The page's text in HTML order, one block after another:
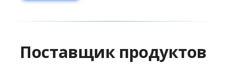
Поставщик продуктов